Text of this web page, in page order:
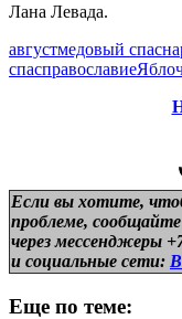
Лана Левада.
августмедовый спас
спасправославие
Если вы хотите,
проблеме,
через мессенджеры
и социальные сети:
Еще по теме: